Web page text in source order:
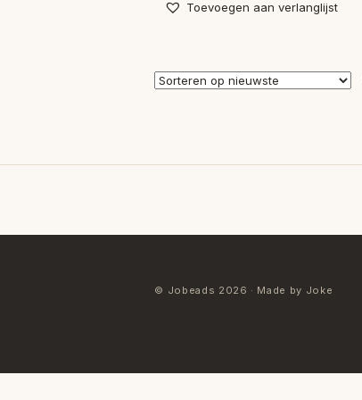
Toevoegen aan verlanglijst
© Jobeads 2026 · Made by Joke